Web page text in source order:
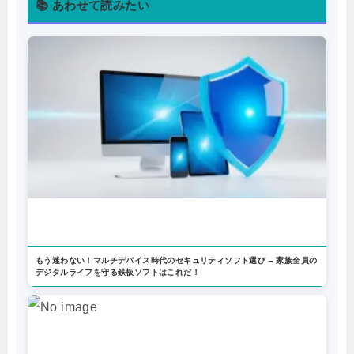
📚 あわせて読みたい
もう迷わない！マルチデバイス時代のセキュリティソフト選び – 家族全員の
デジタルライフを守る鉄板ソフトはこれだ！